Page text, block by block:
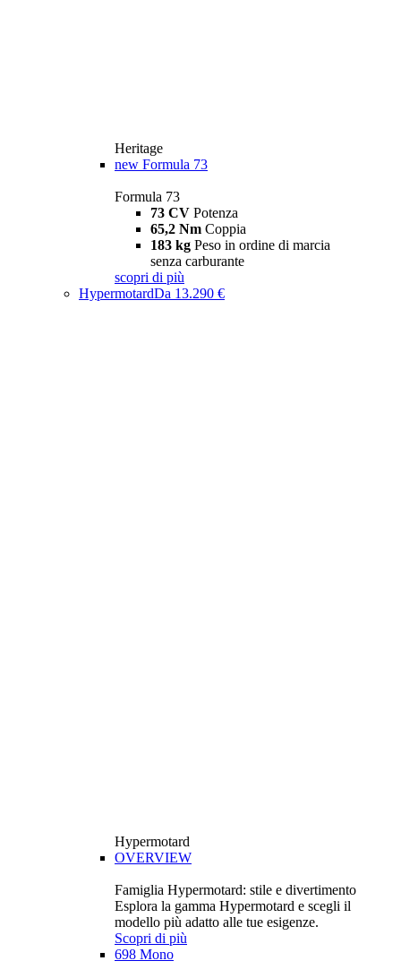
Heritage
new Formula 73
Formula 73
73 CV Potenza
65,2 Nm Coppia
183 kg Peso in ordine di marcia
senza carburante
scopri di più
HypermotardDa 13.290 €
Hypermotard
OVERVIEW
Famiglia Hypermotard: stile e divertimento
Esplora la gamma Hypermotard e scegli il
modello più adatto alle tue esigenze.
Scopri di più
698 Mono